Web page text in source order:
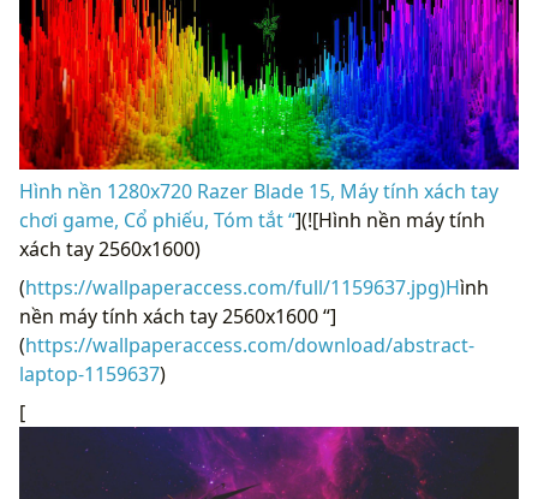
Hình nền 1280x720 Razer Blade 15, Máy tính xách tay
chơi game, Cổ phiếu, Tóm tắt “](![Hình nền máy tính
xách tay 2560x1600)
(https://wallpaperaccess.com/full/1159637.jpg)Hình
nền máy tính xách tay 2560x1600 “]
(https://wallpaperaccess.com/download/abstract-
laptop-1159637)
[